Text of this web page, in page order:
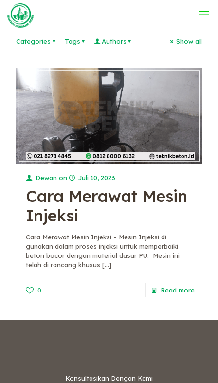
Categories Tags Authors Show all
Dewan on Juli 10, 2023
Cara Merawat Mesin
Injeksi
Cara Merawat Mesin Injeksi – Mesin Injeksi di
gunakan dalam proses injeksi untuk memperbaiki
beton bocor dengan material dasar PU. Mesin ini
telah di rancang khusus […]
0 Read more
Konsultasikan Dengan Kami